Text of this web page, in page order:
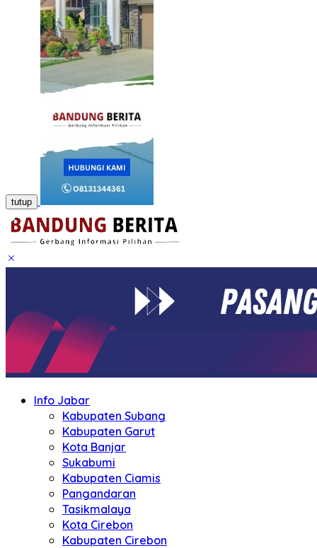
tutup
Info Jabar
Kabupaten Subang
Kabupaten Garut
Kota Banjar
Sukabumi
Kabupaten Ciamis
Pangandaran
Tasikmalaya
Kota Cirebon
Kabupaten Cirebon